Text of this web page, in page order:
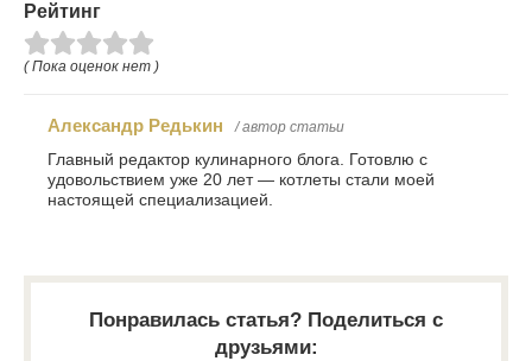
Рейтинг
( Пока оценок нет )
Александр Редькин / автор статьи
Главный редактор кулинарного блога. Готовлю с
удовольствием уже 20 лет — котлеты стали моей
настоящей специализацией.
Понравилась статья? Поделиться с
друзьями: